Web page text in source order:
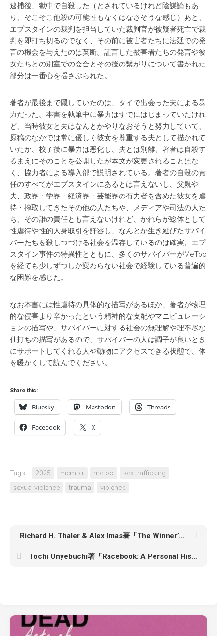
逮捕後、獄中で自殺した（とされているけれど陰謀論もあ
り、そこそこ他殺の可能性もなくはなさそうな感じ）あと、
エプスタインの裁判を担当していた裁判官が被疑者死亡で裁
判を即打ち切るのでなく、その前に被害者たちに法廷での発
言の機会を与えたのは英断。証言した被害者たちの発言や彼
女たちとの別室での会合とその後の繋がりについて書かれた
部分は一番心を揺さぶられた。
著者が最後まで隠していたのは、タイで出会った夫による暴
力だった。本書を執筆中に暴力はすでにはじまっていたけれ
ど、当時彼女と夫はなんとかやりなおそうと努力していて、
原稿のなかでは常に優しく彼女を尊重する夫として描かれて
いたが、校了後に暴力は悪化し、夫とは別離、著者は自殺す
るまえにそのことを公開したが本文が変更されることはな
く、協力者による導入部で説明されている。著者の自殺の責
任のすべてがエプスタインにあるとは言えないし、父親や
夫、政界・学界・経済界・芸能界の有力者を含めた彼女を虐
待・搾取してきたその他の人たちや、メディアや司法の人た
ち、その誰の責任とも言えないけれど、かれらが総体として
性虐待や性的人身取引を許容し、なんとか生き延びたサバイ
バーたちを殺しつづける社会を温存しているのは確実。エプ
スタイン事件の特異性とともに、多くのサバイバーがMeToo
を経ても少しずつしか変わらない社会で経験している普遍的
な困難を感じた。
なお本書には性虐待の具体的な描写があるほか、著者が物理
的な侵害より辛かったという精神的な支配やマニピュレーシ
ョンの描写や、サバイバーに対する社会の無理解や理不尽な
仕打ちの描写があるので、サバイバーの人は調子が良いとき
にサポートしてくれる人や動物にアクセスできる状態で、体
を暖かくして読んでください。
Share this:
Bluesky Mastodon Threads
Facebook X
Tags: 2025 memoir metoo
sex trafficking
sexual violence
trauma violence
Richard H. Thaler & Alex Imas著「The Winner’s Curse: Behavioral Economics Anomalies, Then and Now」
Tochi Onyebuchi著「Racebook: A Personal History of the Internet」